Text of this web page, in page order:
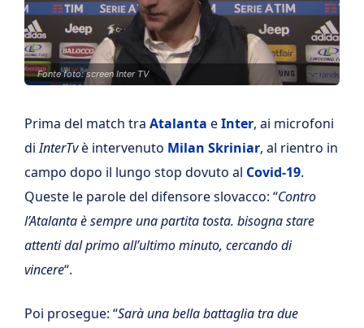
Fonte foto: screen Inter TV
Prima del match tra Atalanta eInter, ai microfoni
diInterTvè intervenuto Milan Skriniar, al rientro in
campo dopo il lungo stop dovuto al Covid-19.
Queste le parole del difensore slovacco: “Contro
l’Atalanta è sempre una partita tosta. bisogna stare
attenti dal primo all’ultimo minuto, cercando di
vincere“.
Poi prosegue: “Sarà una bella battaglia tra due